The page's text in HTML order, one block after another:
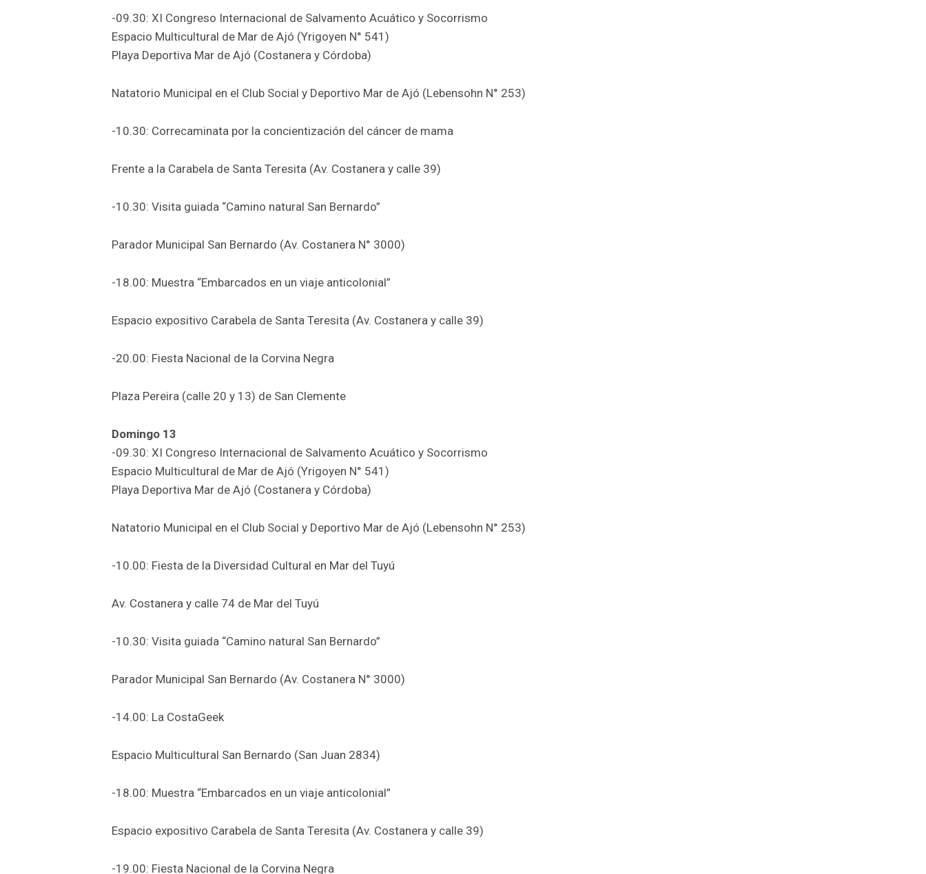
-09.30: XI Congreso Internacional de Salvamento Acuático y Socorrismo
Espacio Multicultural de Mar de Ajó (Yrigoyen N° 541)
Playa Deportiva Mar de Ajó (Costanera y Córdoba)
Natatorio Municipal en el Club Social y Deportivo Mar de Ajó (Lebensohn N° 253)
-10.30: Correcaminata por la concientización del cáncer de mama
Frente a la Carabela de Santa Teresita (Av. Costanera y calle 39)
-10.30: Visita guiada “Camino natural San Bernardo”
Parador Municipal San Bernardo (Av. Costanera N° 3000)
-18.00: Muestra “Embarcados en un viaje anticolonial”
Espacio expositivo Carabela de Santa Teresita (Av. Costanera y calle 39)
-20.00: Fiesta Nacional de la Corvina Negra
Plaza Pereira (calle 20 y 13) de San Clemente
Domingo 13
-09.30: XI Congreso Internacional de Salvamento Acuático y Socorrismo
Espacio Multicultural de Mar de Ajó (Yrigoyen N° 541)
Playa Deportiva Mar de Ajó (Costanera y Córdoba)
Natatorio Municipal en el Club Social y Deportivo Mar de Ajó (Lebensohn N° 253)
-10.00: Fiesta de la Diversidad Cultural en Mar del Tuyú
Av. Costanera y calle 74 de Mar del Tuyú
-10.30: Visita guiada “Camino natural San Bernardo”
Parador Municipal San Bernardo (Av. Costanera N° 3000)
-14.00: La CostaGeek
Espacio Multicultural San Bernardo (San Juan 2834)
-18.00: Muestra “Embarcados en un viaje anticolonial”
Espacio expositivo Carabela de Santa Teresita (Av. Costanera y calle 39)
-19.00: Fiesta Nacional de la Corvina Negra